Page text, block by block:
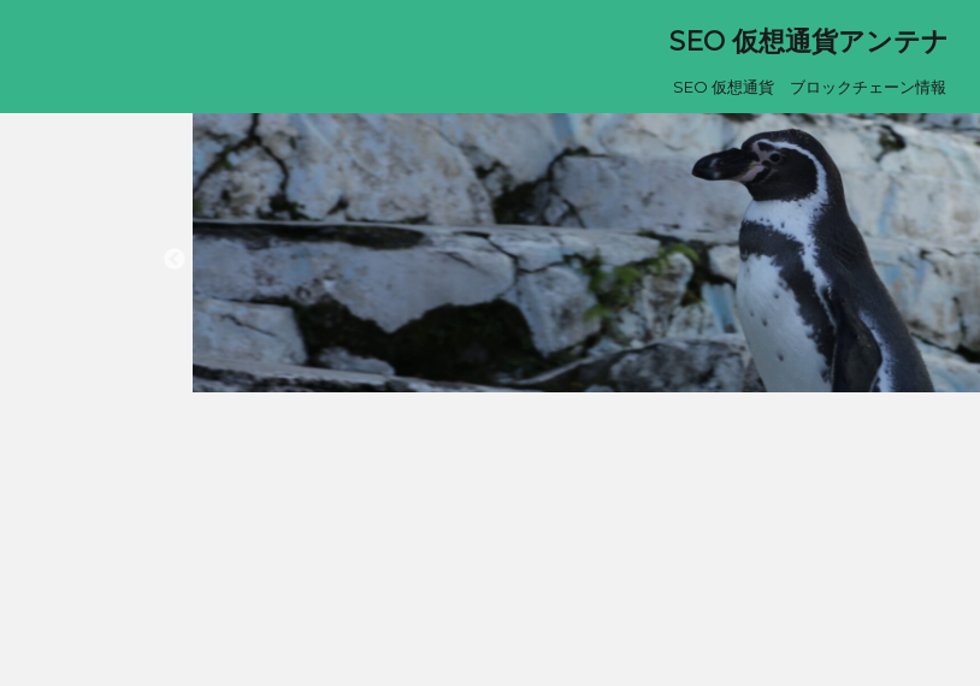
SEO 仮想通貨アンテナ
SEO 仮想通貨 ブロックチェーン情報